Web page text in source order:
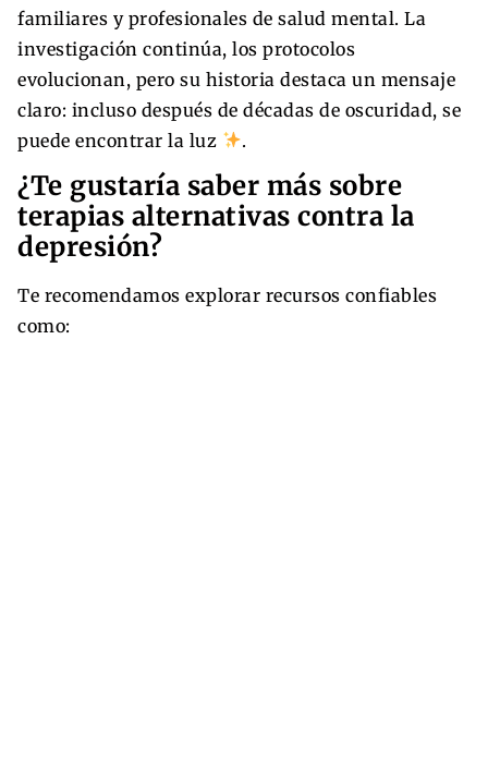
familiares y profesionales de salud mental. La
investigación continúa, los protocolos
evolucionan, pero su historia destaca un mensaje
claro: incluso después de décadas de oscuridad, se
puede encontrar la luz
.
¿Te gustaría saber más sobre
terapias alternativas contra la
depresión?
Te recomendamos explorar recursos confiables
como: